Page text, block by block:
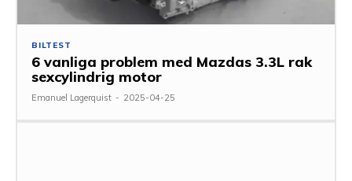
BILTEST
6 vanliga problem med Mazdas 3.3L rak
sexcylindrig motor
Emanuel Lagerquist - 2025-04-25